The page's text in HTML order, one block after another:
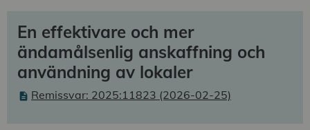
En effektivare och mer
ändamålsenlig anskaffning och
användning av lokaler
Remissvar: 2025:11823 (2026-02-25)